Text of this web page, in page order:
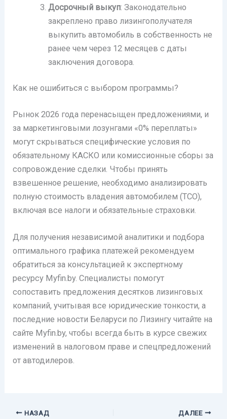
Досрочный выкуп: Законодательно
закреплено право лизингополучателя
выкупить автомобиль в собственность не
ранее чем через 12 месяцев с даты
заключения договора.
Как не ошибиться с выбором программы?
Рынок 2026 года перенасыщен предложениями, и
за маркетинговыми лозунгами «0% переплаты»
могут скрываться специфические условия по
обязательному КАСКО или комиссионные сборы за
сопровождение сделки. Чтобы принять
взвешенное решение, необходимо анализировать
полную стоимость владения автомобилем (TCO),
включая все налоги и обязательные страховки.
Для получения независимой аналитики и подбора
оптимального графика платежей рекомендуем
обратиться за консультацией к экспертному
ресурсу Myfin.by. Специалисты помогут
сопоставить предложения десятков лизинговых
компаний, учитывая все юридические тонкости, а
последние новости Беларуси по Лизингу читайте на
сайте Myfin.by, чтобы всегда быть в курсе свежих
изменений в налоговом праве и спецпредложений
от автодилеров.
НАЗАД ДАЛЕЕ